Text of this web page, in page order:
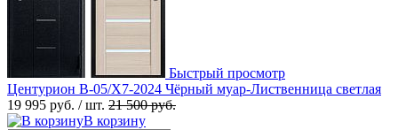
Быстрый просмотр
Центурион В-05/Х7-2024 Чёрный муар-Лиственница светлая
19 995 руб. / шт. 21 500 руб.
В корзину